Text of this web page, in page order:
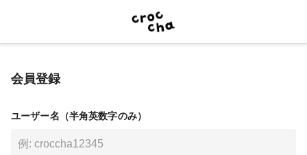
会員登録
ユーザー名（半角英数字のみ）